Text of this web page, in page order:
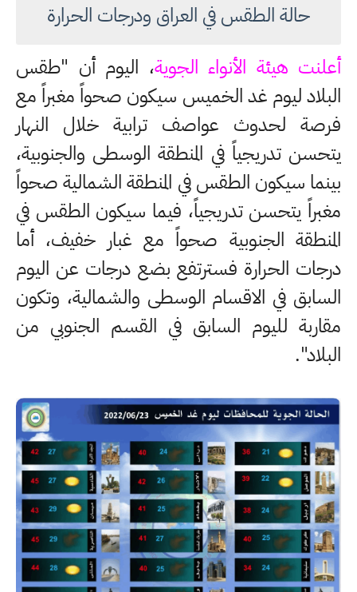
حالة الطقس في العراق ودرجات الحرارة
أعلنت هيئة الأنواء الجوية، اليوم أن "طقس
البلاد ليوم غد الخميس سيكون صحواً مغبراً مع
فرصة لحدوث عواصف ترابية خلال النهار
يتحسن تدريجياً في المنطقة الوسطى والجنوبية،
بينما سيكون الطقس في المنطقة الشمالية صحواً
مغبراً يتحسن تدريجياً، فيما سيكون الطقس في
المنطقة الجنوبية صحواً مع غبار خفيف، أما
درجات الحرارة فسترتفع بضع درجات عن اليوم
السابق في الاقسام الوسطى والشمالية، وتكون
مقاربة لليوم السابق في القسم الجنوبي من
البلاد".